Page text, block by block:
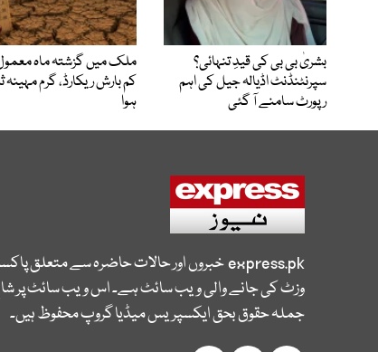
بشریٰ بی بی کی قیدِ تنہائی؟
سپرنٹنڈنٹ اڈیالہ جیل کی اہم
رپورٹ سامنے آ گئی
ملک میں گزشتہ ماہ
کم بارش ریکارڈ، گرم مہینہ
ہوا
express.pkخبروں اور حالات حاضرہ سے متعلق
وزٹ کی جانے والی ویب سائٹ ہے۔ اس ویب سائٹ پر
جملہ حقوق بحق ایکسپریس میڈیا گروپ محفوظ ہیں۔